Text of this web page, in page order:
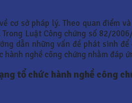
cơ sở pháp lý. Theo quan điểm
Luật Công chứng số 82/
dẫn những vấn đề phát sinh
nghề công chứng nhằm đáp
tổ chức hành nghề công